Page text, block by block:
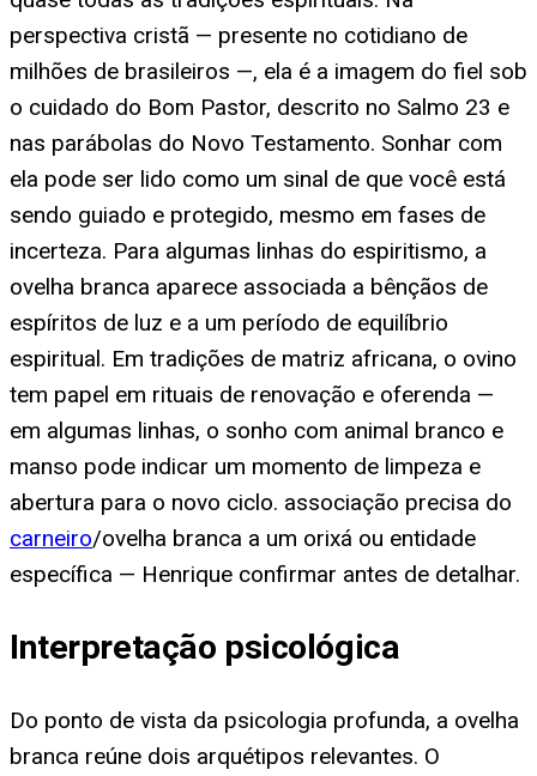
perspectiva cristã — presente no cotidiano de
milhões de brasileiros —, ela é a imagem do fiel sob
o cuidado do Bom Pastor, descrito no Salmo 23 e
nas parábolas do Novo Testamento. Sonhar com
ela pode ser lido como um sinal de que você está
sendo guiado e protegido, mesmo em fases de
incerteza. Para algumas linhas do espiritismo, a
ovelha branca aparece associada a bênçãos de
espíritos de luz e a um período de equilíbrio
espiritual. Em tradições de matriz africana, o ovino
tem papel em rituais de renovação e oferenda —
em algumas linhas, o sonho com animal branco e
manso pode indicar um momento de limpeza e
abertura para o novo ciclo. associação precisa do
carneiro/ovelha branca a um orixá ou entidade
específica — Henrique confirmar antes de detalhar.
Interpretação psicológica
Do ponto de vista da psicologia profunda, a ovelha
branca reúne dois arquétipos relevantes. O